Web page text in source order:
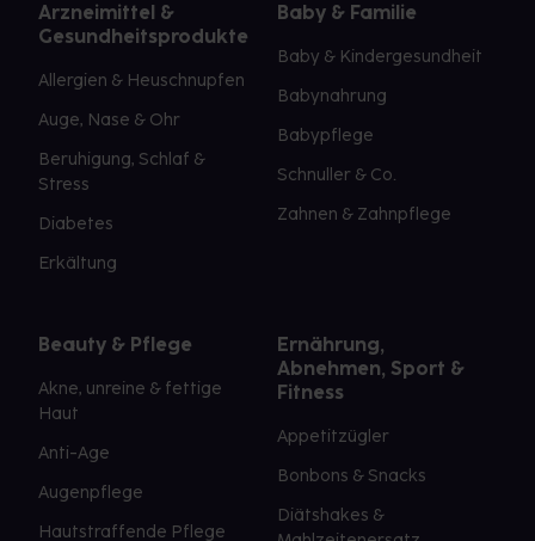
Arzneimittel &
Gesundheitsprodukte
Allergien & Heuschnupfen
Auge, Nase & Ohr
Beruhigung, Schlaf &
Stress
Diabetes
Erkältung
Baby & Familie
Baby & Kindergesundheit
Babynahrung
Babypflege
Schnuller & Co.
Zahnen & Zahnpflege
Beauty & Pflege
Akne, unreine & fettige
Haut
Anti-Age
Augenpflege
Hautstraffende Pflege
Ernährung,
Abnehmen, Sport &
Fitness
Appetitzügler
Bonbons & Snacks
Diätshakes &